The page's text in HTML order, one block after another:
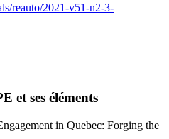
reauto/2021-v51-n2-3-
et ses éléments
in Quebec: Forging the